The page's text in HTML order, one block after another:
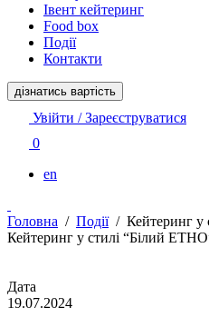
Івент кейтеринг
Food box
Події
Контакти
дізнатись вартість
Увійти / Зареєструватися
0
en
Головна / Події/ Кейтеринг у
Кейтеринг у стилі “Білий
Дата
19.07.2024